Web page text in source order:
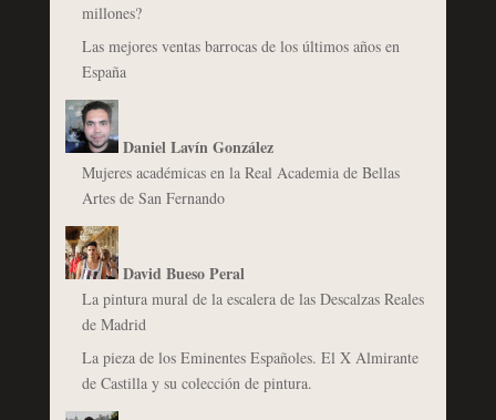
millones?
Las mejores ventas barrocas de los últimos años en
España
Daniel Lavín González
Mujeres académicas en la Real Academia de Bellas
Artes de San Fernando
David Bueso Peral
La pintura mural de la escalera de las Descalzas Reales
de Madrid
La pieza de los Eminentes Españoles. El X Almirante
de Castilla y su colección de pintura.